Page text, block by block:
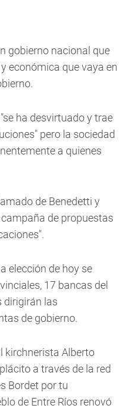
gobierno nacional que
económica que vaya en
ha desvirtuado y trae
pero la sociedad
a quienes
de Benedetti y
de propuestas
elección de hoy se
17 bancas del
dirigirán las
de gobierno.
kirchnerista Alberto
a través de la red
Bordet por tu
de Entre Ríos renovó